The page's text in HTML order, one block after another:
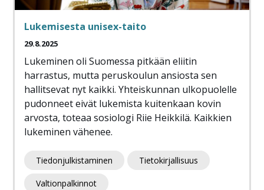
Lukemisesta unisex-taito
29.8.2025
Lukeminen oli Suomessa pitkään eliitin
harrastus, mutta peruskoulun ansiosta sen
hallitsevat nyt kaikki. Yhteiskunnan ulkopuolelle
pudonneet eivät lukemista kuitenkaan kovin
arvosta, toteaa sosiologi Riie Heikkilä. Kaikkien
lukeminen vähenee.
Tiedonjulkistaminen Tietokirjallisuus
Valtionpalkinnot